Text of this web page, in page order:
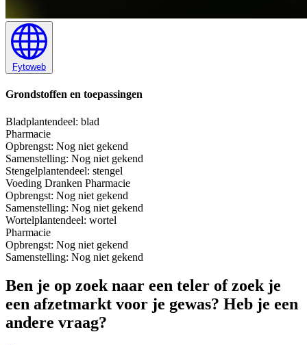
Fytoweb
Grondstoffen en toepassingen
Bladplantendeel: blad
Pharmacie
Opbrengst: Nog niet gekend
Samenstelling: Nog niet gekend
Stengelplantendeel: stengel
Voeding Dranken Pharmacie
Opbrengst: Nog niet gekend
Samenstelling: Nog niet gekend
Wortelplantendeel: wortel
Pharmacie
Opbrengst: Nog niet gekend
Samenstelling: Nog niet gekend
Ben je op zoek naar een teler of zoek je
een afzetmarkt voor je gewas? Heb je een
andere vraag?